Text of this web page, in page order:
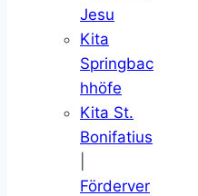
Jesu
Kita
Springbac
hhöfe
Kita St.
Bonifatius
Förderver